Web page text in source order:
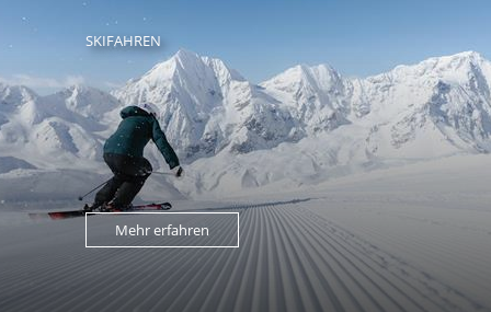
SKIFAHREN
Mehr erfahren